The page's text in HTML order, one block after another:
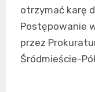
otrzymać karę
Postępowanie
przez
Śródmieście-